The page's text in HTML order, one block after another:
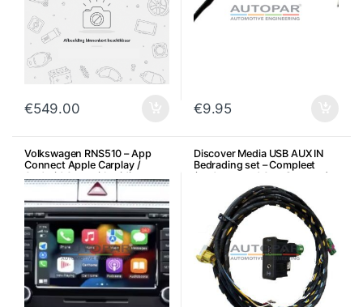
€549.00 €9.95
Volkswagen RNS510 – App
Connect Apple Carplay /
Android Auto uitbreiding
Discover Media USB AUX IN
Bedrading set – Compleet
(ondersteund App Connect)